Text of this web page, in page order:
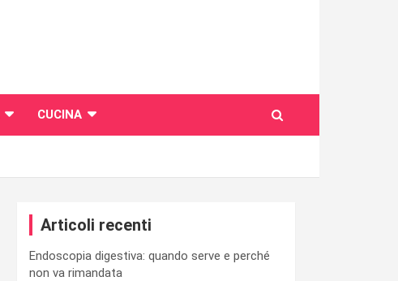
CUCINA
Articoli recenti
Endoscopia digestiva: quando serve e perché
non va rimandata